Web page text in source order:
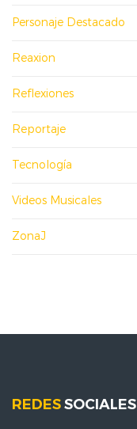
Personaje Destacado
Reaxion
Reflexiones
Reportaje
Tecnología
Videos Musicales
ZonaJ
REDESSOCIALES